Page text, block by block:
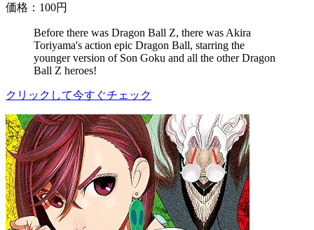
価格：100円
Before there was Dragon Ball Z, there was Akira
Toriyama's action epic Dragon Ball, starring the
younger version of Son Goku and all the other Dragon
Ball Z heroes!
クリックして今すぐチェック